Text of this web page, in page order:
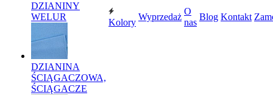
DZIANINY
WELUR
DZIANINA
ŚCIĄGACZOWA,
ŚCIĄGACZE
Kolory
Wyprzedaż
O
nas
Blog Kontakt